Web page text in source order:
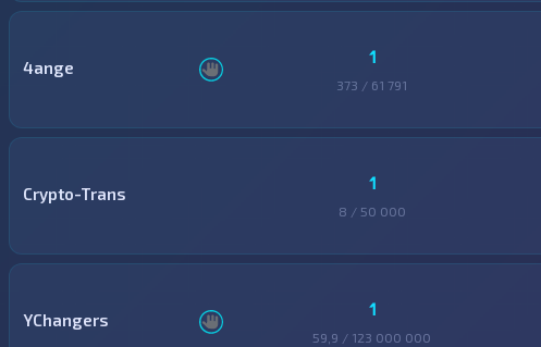
4ange 1
373 / 61 791
Crypto-Trans 1
8 / 50 000
YChangers 1
59,9 / 123 000 000